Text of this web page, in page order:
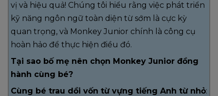
vị và hiệu quả! Chúng tôi hiểu rằng việc phát triển
kỹ năng ngôn ngữ toàn diện từ sớm là cực kỳ
quan trọng, và Monkey Junior chính là công cụ
hoàn hảo để thực hiện điều đó.
Tại sao bố mẹ nên chọn Monkey Junior đồng
hành cùng bé?
Cùng bé trau dồi vốn từ vựng tiếng Anh từ nhỏ: